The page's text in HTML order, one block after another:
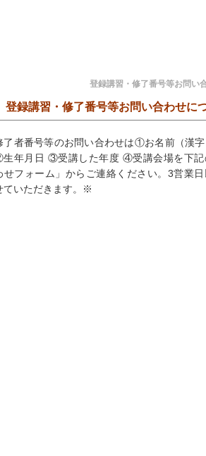
登録講習・修了番号等お問い
登録講習・修了番号等お問い合わせに
了者番号等のお問い合わせは①お名前（漢字
年月日 ③受講した年度 ④受講会場を下記
せフォーム」からご連絡ください。3営業日
ていただきます。※